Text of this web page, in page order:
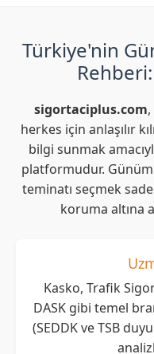
Türkiye'nin
sigortaciplus.com
herkes için anlaşılır
bilgi sunmak
platformudur.
teminatı seçmek
koruma altına
Kasko, Trafik
DASK gibi temel
(SEDDK ve TSB